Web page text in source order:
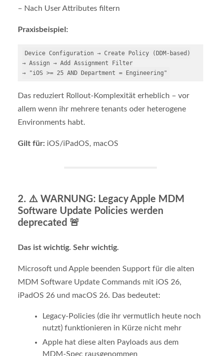
– Nach User Attributes filtern
Praxisbeispiel:
Device Configuration → Create Policy (DDM-based)
→ Assign → Add Assignment Filter
Das reduziert Rollout-Komplexität erheblich – vor
allem wenn ihr mehrere tenants oder heterogene
Environments habt.
Gilt für: iOS/iPadOS, macOS
2. ⚠️ WARNUNG: Legacy Apple MDM
Software Update Policies werden
deprecated 🚨
Das ist wichtig. Sehr wichtig.
Microsoft und Apple beenden Support für die alten
MDM Software Update Commands mit iOS 26,
iPadOS 26 und macOS 26. Das bedeutet:
Legacy-Policies (die ihr vermutlich heute noch
nutzt) funktionieren in Kürze nicht mehr
Apple hat diese alten Payloads aus dem
MDM-Spec rausgenommen